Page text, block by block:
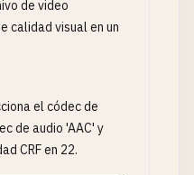
de video
calidad visual en un
el códec de
de audio 'AAC' y
CRF en 22.